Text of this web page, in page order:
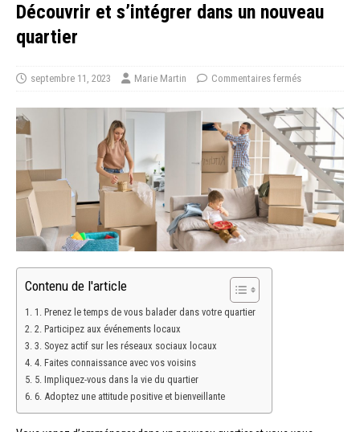
Découvrir et s’intégrer dans un nouveau
quartier
septembre 11, 2023 Marie Martin Commentaires fermés
Contenu de l'article
1. Prenez le temps de vous balader dans votre quartier
2. Participez aux événements locaux
3. Soyez actif sur les réseaux sociaux locaux
4. Faites connaissance avec vos voisins
5. Impliquez-vous dans la vie du quartier
6. Adoptez une attitude positive et bienveillante